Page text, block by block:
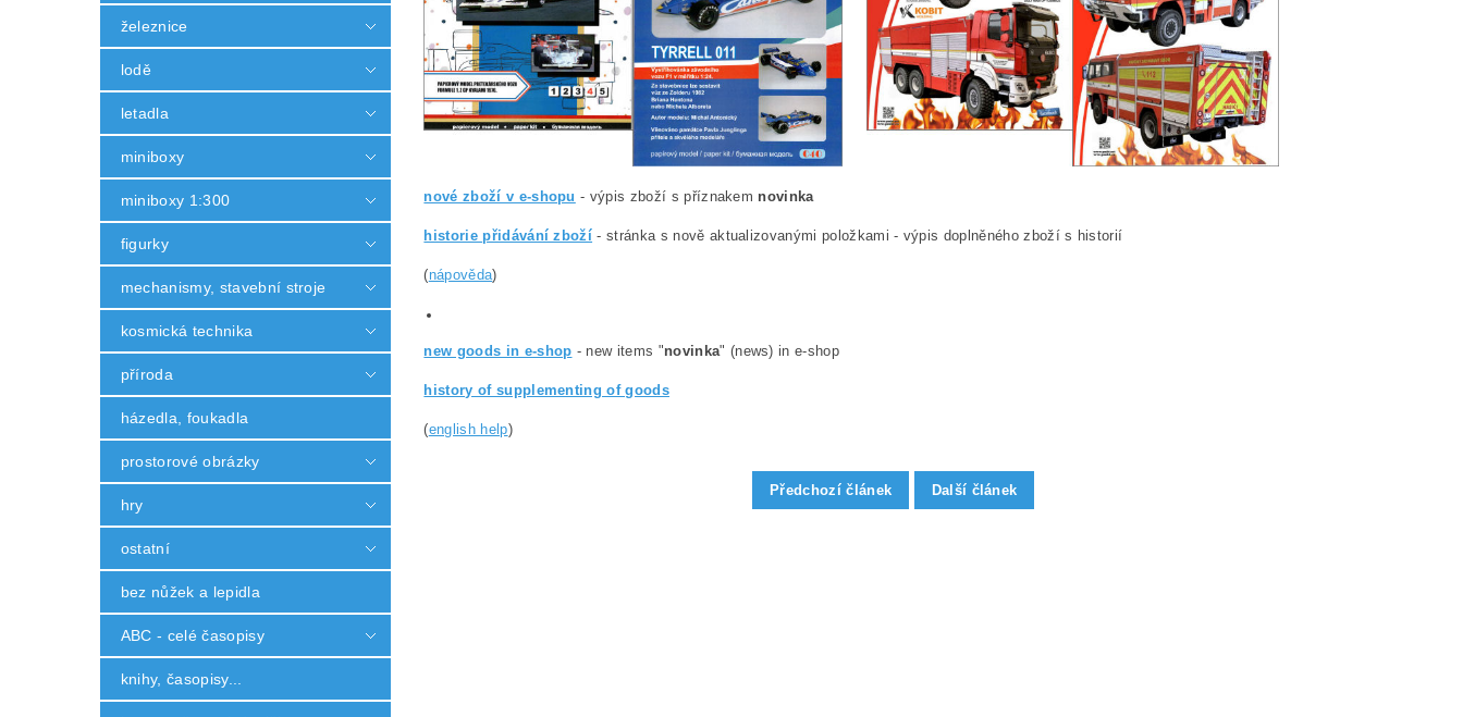
železnice
lodě
letadla
miniboxy
miniboxy 1:300
figurky
mechanismy, stavební stroje
kosmická technika
příroda
házedla, foukadla
prostorové obrázky
hry
ostatní
bez nůžek a lepidla
ABC - celé časopisy
knihy, časopisy...
nové zboží v e-shopu - výpis zboží s příznakem novinka
historie přidávání zboží - stránka s nově aktualizovanými položkami - výpis doplněného zboží s historií
(nápověda)
new goods in e-shop - new items "novinka" (news) in e-shop
history of supplementing of goods
(english help)
Předchozí článek Další článek